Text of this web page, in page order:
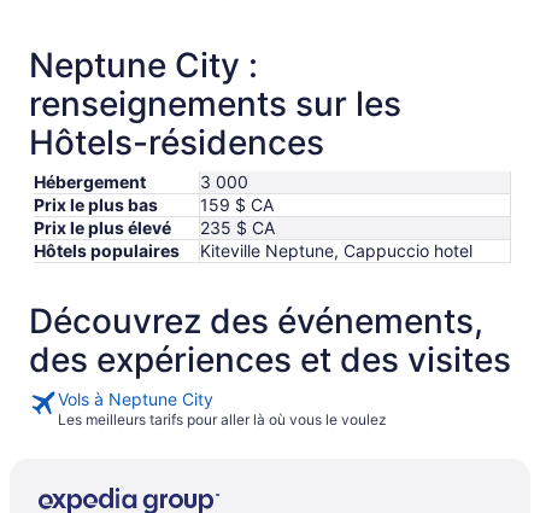
Neptune City :
renseignements sur les
Hôtels-résidences
Hébergement
3 000
Prix le plus bas
159 $ CA
Prix le plus élevé
235 $ CA
Hôtels populaires
Kiteville Neptune, Cappuccio hotel
Découvrez des événements,
des expériences et des visites
Vols à Neptune City
Les meilleurs tarifs pour aller là où vous le voulez